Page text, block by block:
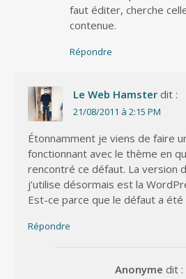
faut éditer, cherche
contenue.
Répondre
Le Web Hamster dit :
21/08/2011 à 2:15 PM
Étonnamment je viens de faire
fonctionnant avec le thème en
rencontré ce défaut. La version
j’utilise désormais est la
Est-ce parce que le défaut a été
Répondre
Anonyme dit :